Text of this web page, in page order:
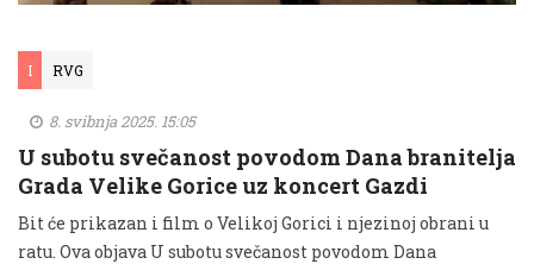
I RVG
8. svibnja 2025. 15:05
U subotu svečanost povodom Dana branitelja
Grada Velike Gorice uz koncert Gazdi
Bit će prikazan i film o Velikoj Gorici i njezinoj obrani u
ratu. Ova objava U subotu svečanost povodom Dana